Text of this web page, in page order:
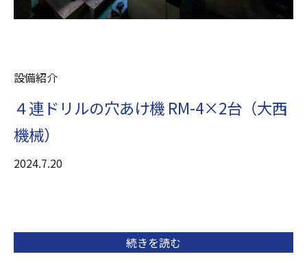
設備紹介
４連ドリルの穴あけ機 RM-4×2台（大西
機械）
2024.7.20
続きを読む